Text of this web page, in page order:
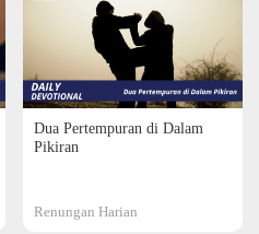
Dua Pertempuran di Dalam
Pikiran
Renungan Harian